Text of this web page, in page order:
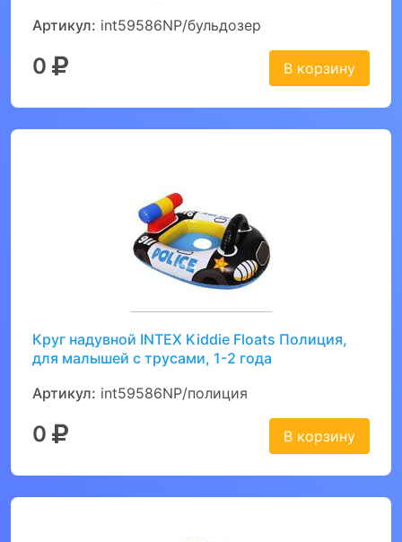
Артикул: int59586NP/бульдозер
0 В корзину
Круг надувной INTEX Kiddie Floats Полиция,
для малышей с трусами, 1-2 года
Артикул: int59586NP/полиция
0 В корзину